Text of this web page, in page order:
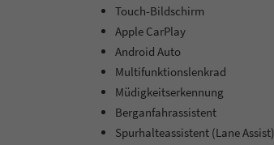
Touch-Bildschirm
Apple CarPlay
Android Auto
Multifunktionslenkrad
Müdigkeitserkennung
Berganfahrassistent
Spurhalteassistent (Lane Assist)